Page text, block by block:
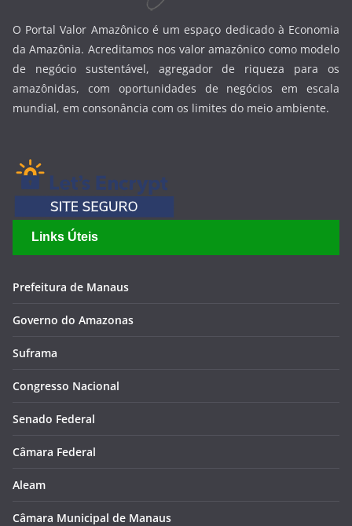
O Portal Valor Amazônico é um espaço dedicado à Economia
da Amazônia. Acreditamos nos valor amazônico como modelo
de negócio sustentável, agregador de riqueza para os
amazônidas, com oportunidades de negócios em escala
mundial, em consonância com os limites do meio ambiente.
Links Úteis
Prefeitura de Manaus
Governo do Amazonas
Suframa
Congresso Nacional
Senado Federal
Câmara Federal
Aleam
Câmara Municipal de Manaus